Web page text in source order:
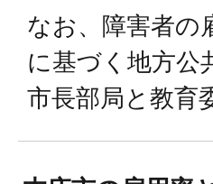
なお、障害者の
に基づく地方公
市長部局と教育